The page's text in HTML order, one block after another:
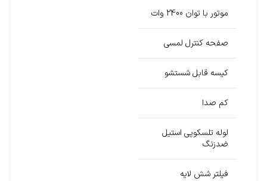
موتور با توان 2400 وات
صفحه کنترل لمسی
کیسه قابل شستشو
کم صدا
لوله تلسکوپی استیل
ضدزنگ
فیلتر شش لایه